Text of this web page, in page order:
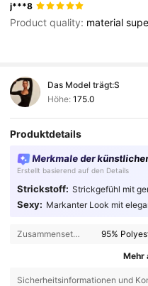
j***8
Product quality: material
Das Model trägt:S
Höhe: 175.0
Produktdetails
Merkmale der
Erstellt basierend auf den Details
Strickstoff: Strickgefühl mit
Sexy: Markanter Look mit
Zusammensetzung: 95%
Mehr
Sicherheitsinformationen und